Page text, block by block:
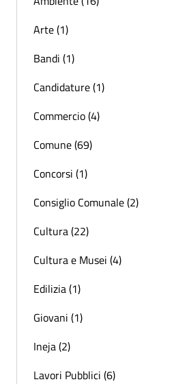
Arte (1)
Bandi (1)
Candidature (1)
Commercio (4)
Comune (69)
Concorsi (1)
Consiglio Comunale (2)
Cultura (22)
Cultura e Musei (4)
Edilizia (1)
Giovani (1)
Ineja (2)
Lavori Pubblici (6)